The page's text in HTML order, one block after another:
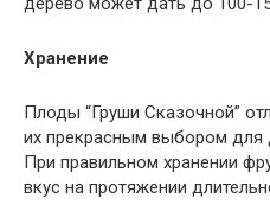
Хранение
Плоды “Груши Сказочной”
их прекрасным выбором для
При правильном хранении
вкус на протяжении